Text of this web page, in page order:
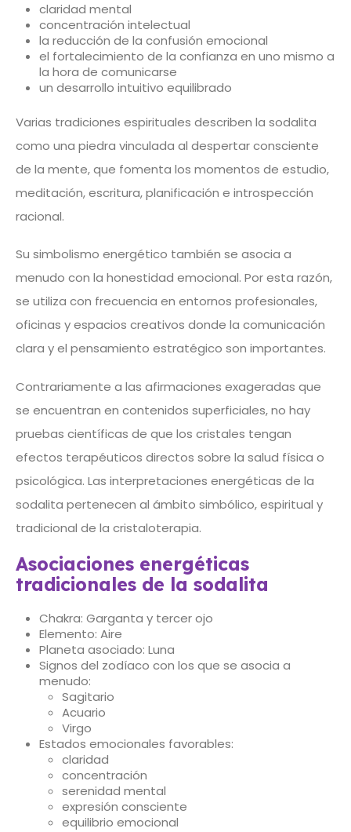
claridad mental
concentración intelectual
la reducción de la confusión emocional
el fortalecimiento de la confianza en uno mismo a
la hora de comunicarse
un desarrollo intuitivo equilibrado
Varias tradiciones espirituales describen la sodalita
como una piedra vinculada al despertar consciente
de la mente, que fomenta los momentos de estudio,
meditación, escritura, planificación e introspección
racional.
Su simbolismo energético también se asocia a
menudo con la honestidad emocional. Por esta razón,
se utiliza con frecuencia en entornos profesionales,
oficinas y espacios creativos donde la comunicación
clara y el pensamiento estratégico son importantes.
Contrariamente a las afirmaciones exageradas que
se encuentran en contenidos superficiales, no hay
pruebas científicas de que los cristales tengan
efectos terapéuticos directos sobre la salud física o
psicológica. Las interpretaciones energéticas de la
sodalita pertenecen al ámbito simbólico, espiritual y
tradicional de la cristaloterapia.
Asociaciones energéticas
tradicionales de la sodalita
Chakra: Garganta y tercer ojo
Elemento: Aire
Planeta asociado: Luna
Signos del zodíaco con los que se asocia a
menudo:
Sagitario
Acuario
Virgo
Estados emocionales favorables:
claridad
concentración
serenidad mental
expresión consciente
equilibrio emocional